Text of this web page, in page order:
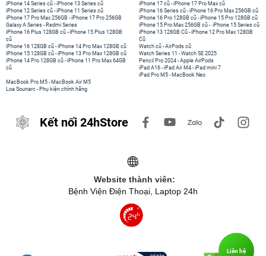
iPhone 14 Series cũ -iPhone 13 Series cũ
iPhone 12 Series cũ -iPhone 11 Series cũ
iPhone 17 Pro Max 256GB -iPhone 17 Pro 256GB
Galaxy A Series - Redmi Series
iPhone 17 cũ -iPhone 17 Pro Max cũ
iPhone 16 Series cũ - iPhone 16 Pro Max 256GB cũ
iPhone 16 Pro 128GB cũ -iPhone 15 Pro 128GB cũ
iPhone 15 Pro Max 256GB cũ - iPhone 15 Series cũ
iPhone 16 Plus 128GB cũ -iPhone 15 Plus 128GB
cũ
iPhone 16 128GB cũ -iPhone 14 Pro Max 128GB cũ
iPhone 15 128GB cũ -iPhone 13 Pro Max 128GB cũ
iPhone 14 Pro 128GB cũ -iPhone 11 Pro Max 64GB
cũ
iPhone 13 128GB Cũ -iPhone 12 Pro Max 128GB
Cũ
Watch cũ -AirPods cũ
Watch Series 11 -Watch SE 2025
Pencil Pro 2024 -Apple AirPods
iPad A16 -iPad Air M4 -iPad mini 7
iPad Pro M5 - MacBook Neo
MacBook Pro M5 - MacBook Air M5
Loa Sounarc - Phụ kiện chính hãng
Kết nối 24hStore
Website thành viên:
Bệnh Viện Điện Thoại, Laptop 24h
Liên hệ